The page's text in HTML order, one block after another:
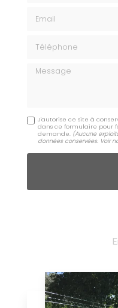
Message
J'autorise ce site à
dans ce formulaire pour
demande. (Aucune
données conservées. Voir